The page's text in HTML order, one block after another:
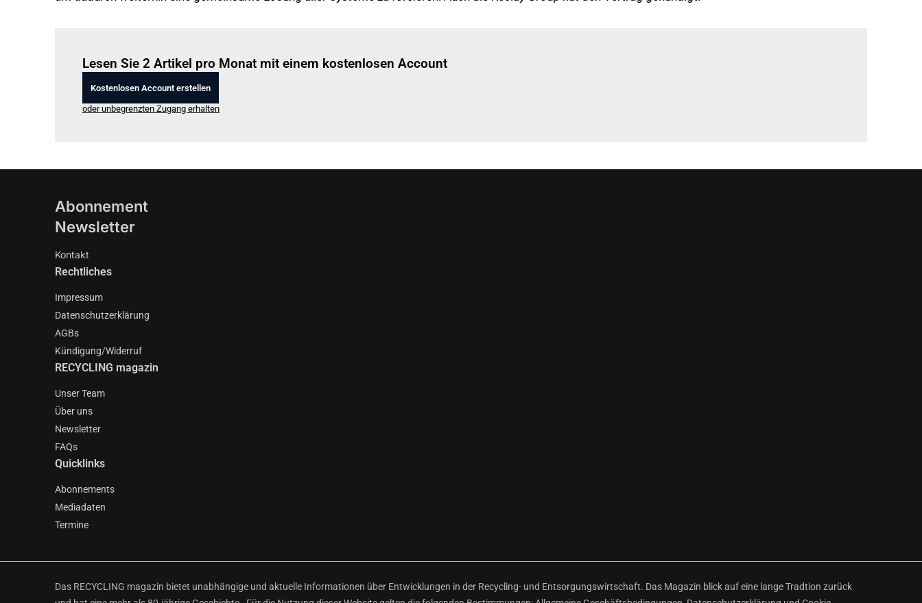
Lesen Sie 2 Artikel pro Monat mit einem kostenlosen Account
Kostenlosen Account erstellen
oder unbegrenzten Zugang erhalten
Abonnement
Newsletter
Kontakt
Rechtliches
Impressum
Datenschutzerklärung
AGBs
Kündigung/Widerruf
RECYCLING magazin
Unser Team
Über uns
Newsletter
FAQs
Quicklinks
Abonnements
Mediadaten
Termine
Das RECYCLING magazin bietet unabhängige und aktuelle Informationen über Entwicklungen in der Recycling- und Entsorgungswirtschaft. Das Magazin blick auf eine lange Tradtion zurück